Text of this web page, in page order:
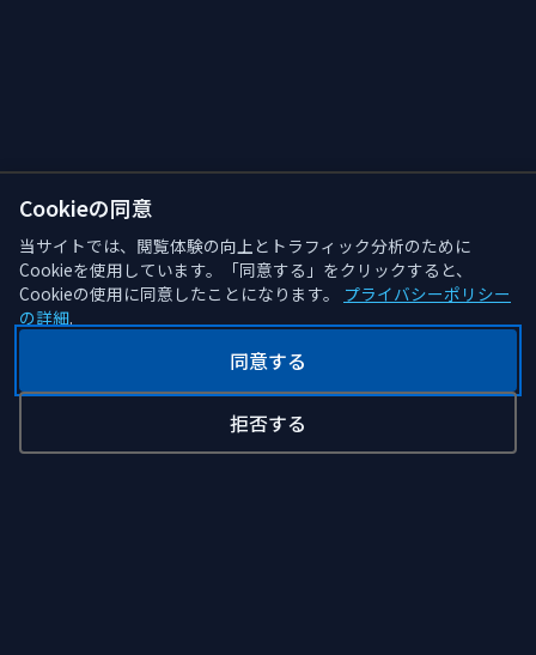
Cookieの同意
当サイトでは、閲覧体験の向上とトラフィック分析のために
Cookieを使用しています。「同意する」をクリックすると、
Cookieの使用に同意したことになります。 プライバシーポリシー
の詳細.
同意する
拒否する